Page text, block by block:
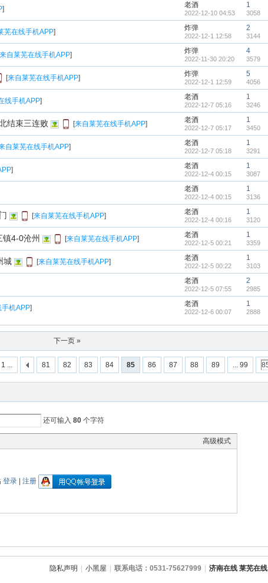
] 老酒
2022-12-10 04:53
1
3058
芜在线手机APP] 炸弹
2022-12-1 12:58
2
3144
来自莱芜在线手机APP] 炸弹
2022-11-30 20:20
4
3579
[来自莱芜在线手机APP] 炸弹
2022-12-1 12:59
5
4056
线手机APP] 老酒
2022-12-7 05:16
1
3246
结束三连败 [来自莱芜在线手机APP] 老酒
2022-12-7 05:17
1
3450
自莱芜在线手机APP] 老酒
2022-12-7 05:18
1
3291
] 老酒
2022-12-4 00:15
1
3087
老酒
2022-12-4 00:15
1
3136
[来自莱芜在线手机APP] 老酒
2022-12-4 00:16
1
3120
4-0沧州 [来自莱芜在线手机APP] 老酒
2022-12-5 00:21
1
3359
城 [来自莱芜在线手机APP] 老酒
2022-12-5 00:22
1
3103
老酒
2022-12-5 07:55
2
2985
机APP] 老酒
2022-12-6 00:07
1
2888
下一页 »
1 ... 81 82 83 84 85 86 87 88 89 ... 99
还可输入 80 个字符
高级模式
登录| 注册
隐私声明 小黑屋 联系电话：0531-75627999 济南在线 莱芜在线